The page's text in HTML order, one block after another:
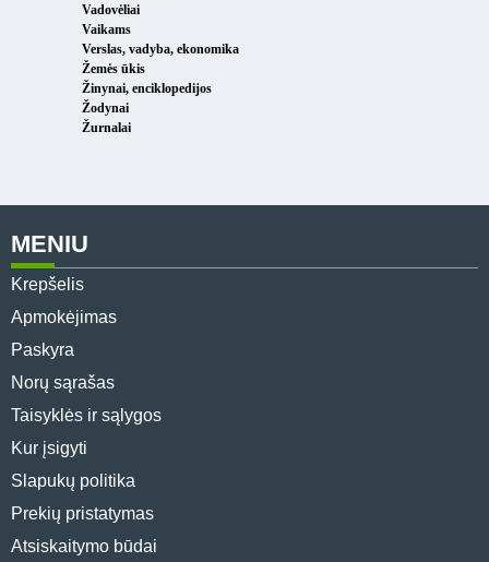
Vadovėliai
Vaikams
Verslas, vadyba, ekonomika
Žemės ūkis
Žinynai, enciklopedijos
Žodynai
Žurnalai
MENIU
Krepšelis
Apmokėjimas
Paskyra
Norų sąrašas
Taisyklės ir sąlygos
Kur įsigyti
Slapukų politika
Prekių pristatymas
Atsiskaitymo būdai